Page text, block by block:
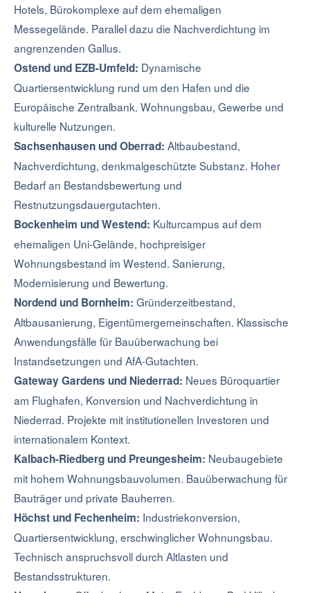
Hotels, Bürokomplexe auf dem ehemaligen
Messegelände. Parallel dazu die Nachverdichtung im
angrenzenden Gallus.
Ostend und EZB-Umfeld: Dynamische
Quartiersentwicklung rund um den Hafen und die
Europäische Zentralbank. Wohnungsbau, Gewerbe und
kulturelle Nutzungen.
Sachsenhausen und Oberrad: Altbaubestand,
Nachverdichtung, denkmalgeschützte Substanz. Hoher
Bedarf an Bestandsbewertung und
Restnutzungsdauergutachten.
Bockenheim und Westend: Kulturcampus auf dem
ehemaligen Uni-Gelände, hochpreisiger
Wohnungsbestand im Westend. Sanierung,
Modernisierung und Bewertung.
Nordend und Bornheim: Gründerzeitbestand,
Altbausanierung, Eigentümergemeinschaften. Klassische
Anwendungsfälle für Bauüberwachung bei
Instandsetzungen und AfA-Gutachten.
Gateway Gardens und Niederrad: Neues Büroquartier
am Flughafen, Konversion und Nachverdichtung in
Niederrad. Projekte mit institutionellen Investoren und
internationalem Kontext.
Kalbach-Riedberg und Preungesheim: Neubaugebiete
mit hohem Wohnungsbauvolumen. Bauüberwachung für
Bauträger und private Bauherren.
Höchst und Fechenheim: Industriekonversion,
Quartiersentwicklung, erschwinglicher Wohnungsbau.
Technisch anspruchsvoll durch Altlasten und
Bestandsstrukturen.